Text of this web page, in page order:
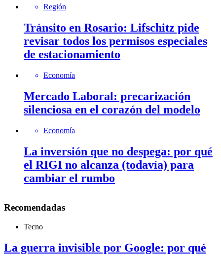
Región
Tránsito en Rosario: Lifschitz pide
revisar todos los permisos especiales
de estacionamiento
Economía
Mercado Laboral: precarización
silenciosa en el corazón del modelo
Economía
La inversión que no despega: por qué
el RIGI no alcanza (todavía) para
cambiar el rumbo
Recomendadas
Tecno
La guerra invisible por Google: por qué